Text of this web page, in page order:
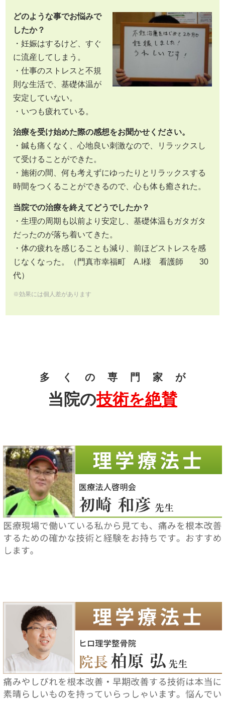
どのような事でお悩みで
したか？
・妊娠はするけど、すぐ
に流産してしまう。
・仕事のストレスと不規
則な生活で、基礎体温が
安定していない。
・いつも疲れている。
治療を受け始めた際の感想をお聞かせください。
・鍼も痛くなく、心地良い刺激なので、リラックスし
て受けることができた。
・施術の間、何も考えずにゆったりとリラックスする
時間をつくることができるので、心も体も癒された。
当院での治療を終えてどうでしたか？
・生理の周期も以前より安定し、基礎体温もガタガタ
だったのが落ち着いてきた。
・体の疲れを感じることも減り、前ほどストレスを感
じなくなった。（門真市幸福町 A.I様 看護師 30
代）
※効果には個人差があります
多 く の 専 門 家 が
当院の技術を絶賛